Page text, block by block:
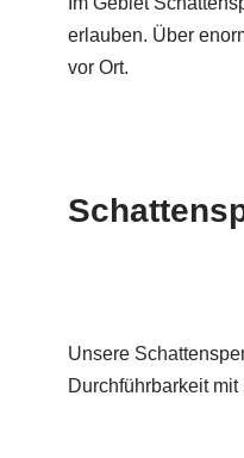
erlauben. Über
vor Ort.
Unsere
Durchführbarkeit